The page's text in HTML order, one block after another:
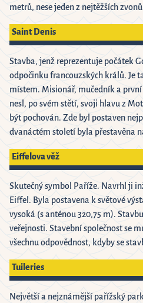
metrů, nese jeden z nejtěžších
Saint Denis
Stavba, jenž reprezentuje počátek
odpočinku francouzských králů. Je
místem. Misionář, mučedník a
nesl, po svém stětí, svoji hlavu z
být pochován. Zde byl postaven
dvanáctém století byla přestavěna
Eiffelova věž
Skutečný symbol Paříže. Navrhl ji
Eiffel. Byla postavena k světové
vysoká (s anténou 320,75 m).
veřejnosti. Stavební společnost se
všechnu odpovědnost, kdyby se
Tuileries
Největší a nejznámější pařížský